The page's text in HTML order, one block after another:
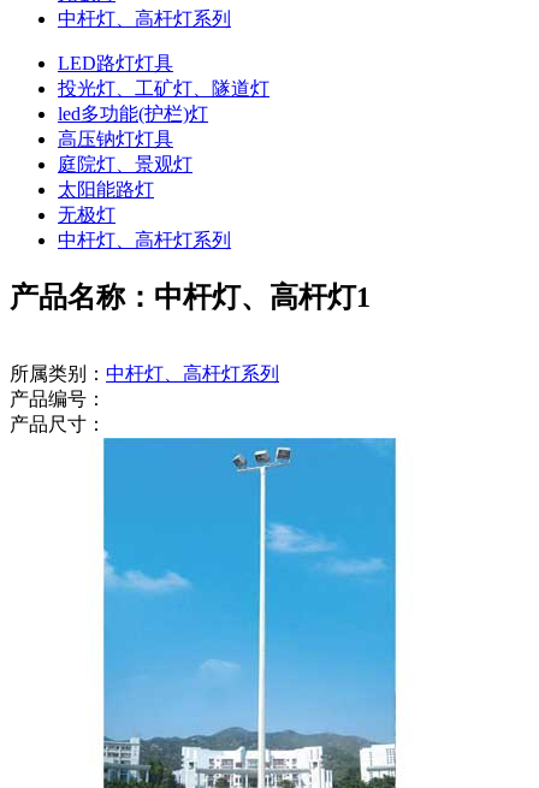
中杆灯、高杆灯系列
LED路灯灯具
投光灯、工矿灯、隧道灯
led多功能(护栏)灯
高压钠灯灯具
庭院灯、景观灯
太阳能路灯
无极灯
中杆灯、高杆灯系列
产品名称：中杆灯、高杆灯1
所属类别： 中杆灯、高杆灯系列
产品编号：
产品尺寸：